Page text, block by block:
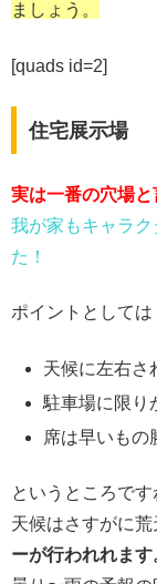
ましょう。
[quads id=2]
住宅展示場
実は一番の穴場と
我が家もキャラ
た！
ポイントとしては
天候に左右さ
駐車場に限り
席は早いもの
というところです
天候はさすがに
ーが行われれます